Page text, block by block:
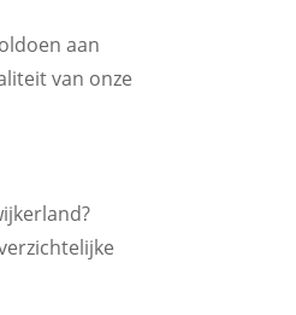
aan
van onze